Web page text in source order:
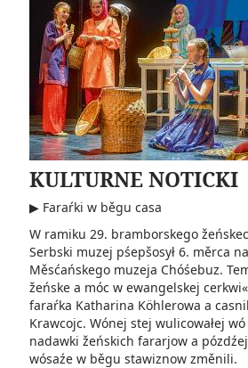
KULTURNE NOTICKI
▶ Faraŕki w běgu casa
W ramiku 29. bramborskego
Serbski muzej pśepšosył 6. měrca
Měsćańskego muzeja Chóśebuz.
žeńske a móc w ewangelskej
faraŕka Katharina Köhlerowa a
Krawcojc. Wónej stej wulicowałej
nadawki žeńskich fararjow a
wósaźe w běgu stawiznow změnili.